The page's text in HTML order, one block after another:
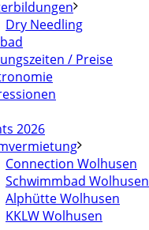
Dry Needling
/ Preise
2026
Connection Wolhusen
Schwimmbad Wolhusen
Alphütte Wolhusen
KKLW Wolhusen